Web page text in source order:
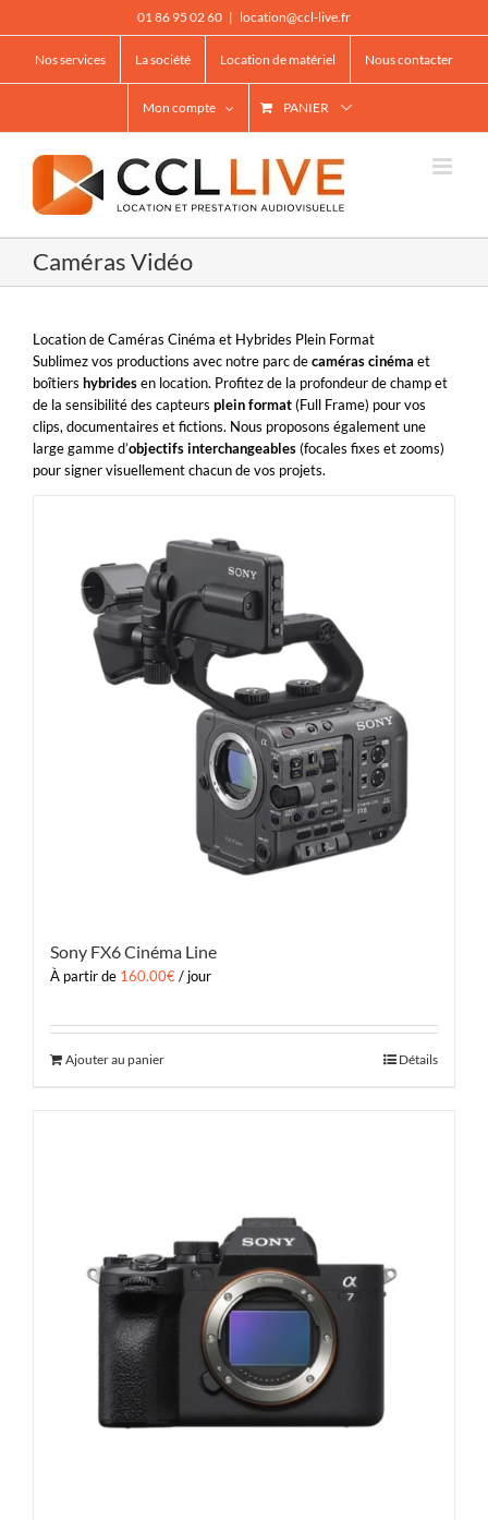
au
contenu
01 86 95 02 60 | location@ccl-live.fr
Nos services La société Location de matériel Nous contacter
Mon compte PANIER
Caméras Vidéo
Location de Caméras Cinéma et Hybrides Plein Format
Sublimez vos productions avec notre parc decaméras cinéma et
boîtiers hybridesen location. Profitez de la profondeur de champ et
de la sensibilité des capteurs plein format(Full Frame) pour vos
clips, documentaires et fictions. Nous proposons également une
large gamme d’objectifs interchangeables(focales fixes et zooms)
pour signer visuellement chacun de vos projets.
Sony FX6 Cinéma Line
À partir de 160.00€/ jour
Ajouter au panier Détails